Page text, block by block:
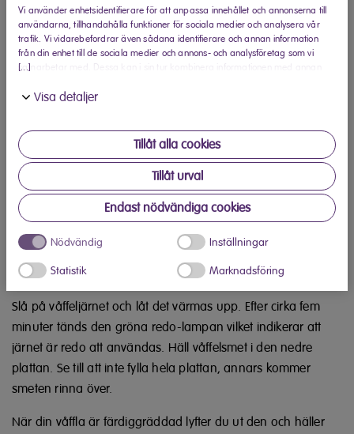
[...]
Vi använder enhetsidentifierare för att anpassa innehållet och annonserna till
användarna, tillhandahålla funktioner för sociala medier och analysera vår
trafik. Vi vidarebefordrar även sådana identifierare och annan information
från din enhet till de sociala medier och annons- och analysföretag som vi
samarbetar med. Dessa kan i sin tur kombinera informationen med annan
använt deras tjänster.
Visa detaljer
Tillåt alla cookies
Tillåt urval
Endast nödvändiga cookies
Nödvändig Inställningar
Statistik Marknadsföring
Köp hos Elon
En våffla åt gången
Med Elvita CVJ3175V kan enkelt tillaga hemlagade våfflor –
en våffla i taget. Tack vare de fem olika värmeinställningarna
kan du själv välja hur frasiga du vill ha dina våfflor.
Använda våffeljärnet
Slå på våffeljärnet och låt det värmas upp. Efter cirka fem
minuter tänds den gröna redo-lampan vilket indikerar att
järnet är redo att användas. Häll våffelsmet i den nedre
plattan. Se till att inte fylla hela plattan, annars kommer
smeten rinna över.
När din våffla är färdiggräddad lyfter du ut den och häller